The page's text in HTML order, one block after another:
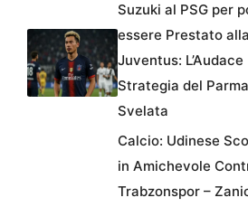
Suzuki al PSG per
essere Prestato alla
Juventus: L’Audace
Strategia del Parma
Svelata
Calcio: Udinese
in Amichevole
Trabzonspor –